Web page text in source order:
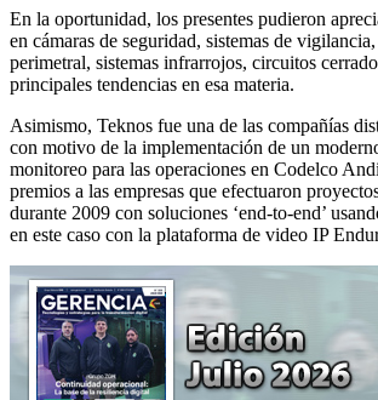
En la oportunidad, los presentes pudieron
en cámaras de seguridad, sistemas de
perimetral, sistemas infrarrojos, circuitos
principales tendencias en esa materia.
Asimismo, Teknos fue una de las compañías
con motivo de la implementación de un
monitoreo para las operaciones en Codelco
premios a las empresas que efectuaron
durante 2009 con soluciones ‘end-to-end’
en este caso con la plataforma de video IP